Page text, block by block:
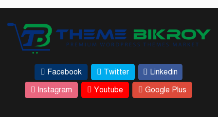
আইনমন্ত্রীর ট্রাইব্যুনাল পরিদর্শন এসে যা
বললেন
ঢাকার কাছেই রহস্যময় ‘ধাঁধার চর’
Facebook Twitter
Linkedin
Instagram
Youtube Google Plus